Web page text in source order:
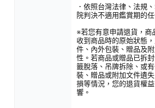
．依照台灣法律、法規
院判決不適用鑑賞期的
※若您有意申請退貨，商
收到商品時的原始狀態
件、內外包裝、贈品及
性。若商品或贈品已拆
籤脫落、吊牌拆除、或
裝、贈品或附加文件遺
損等情況，您的退貨權
響。